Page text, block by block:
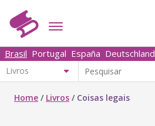
Brasil Portugal España Deutschland
Home / Livros / Coisas legais